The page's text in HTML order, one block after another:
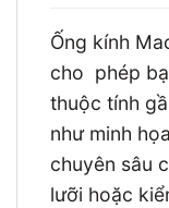
Ống kính
cho phép
thuộc tính
như minh
chuyên sâu
lưỡi hoặc